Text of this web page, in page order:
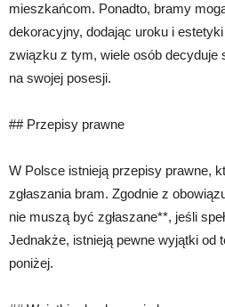
mieszkańcom. Ponadto, bramy
dekoracyjny, dodając uroku i
związku z tym, wiele osób decyduje
na swojej posesji.
## Przepisy prawne
W Polsce istnieją przepisy prawne,
zgłaszania bram. Zgodnie z
nie muszą być zgłaszane**, jeśli
Jednakże, istnieją pewne wyjątki od
poniżej.